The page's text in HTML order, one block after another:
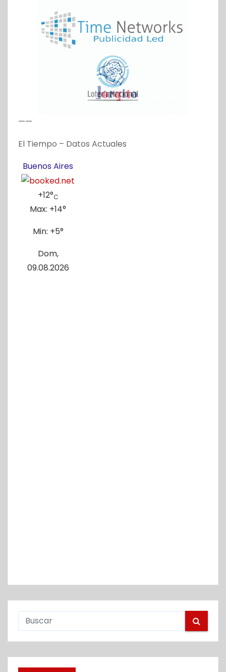
——
El Tiempo – Datos Actuales
Buenos Aires
+12°C
Max: +14°
Min: +5°
Dom,
09.08.2026